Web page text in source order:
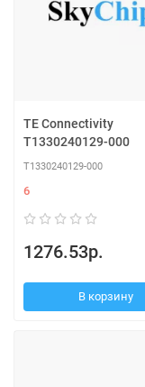
TE Connectivity
T1330240129-000
T1330240129-000
6
1276.53р.
В корзину